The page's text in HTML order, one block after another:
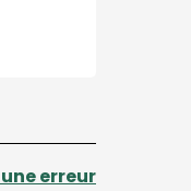
erreur